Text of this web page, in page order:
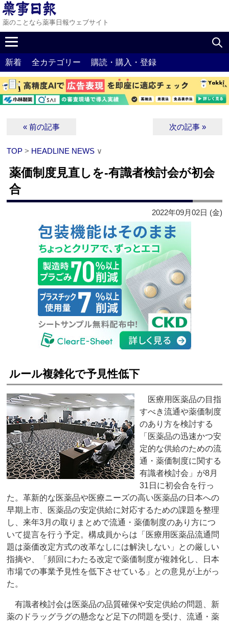
薬のことなら薬事日報ウェブサイト
新着 全カテゴリー 購読・購入・登録
« 前の記事 次の記事 »
TOP > HEADLINE NEWS ∨
薬価制度見直しを‐有識者検討会が初会
合
2022年09月02日 (金)
ルール複雑化で予見性低下
医療用医薬品の目指
すべき流通や薬価制度
のあり方を検討する
「医薬品の迅速かつ安
定的な供給のための流
通・薬価制度に関する
有識者検討会」が8月
31日に初会合を行っ
た。革新的な医薬品や医療ニーズの高い医薬品の日本への
早期上市、医薬品の安定供給に対応するための課題を整理
し、来年3月の取りまとめで流通・薬価制度のあり方につ
いて提言を行う予定。構成員からは「医療用医薬品流通問
題は薬価改定方式の改革なしには解決しない」との厳しい
指摘や、「頻回にわたる改定で薬価制度が複雑化し、日本
市場での事業予見性を低下させている」との意見が上がっ
た。
有識者検討会は医薬品の品質確保や安定供給の問題、新
薬のドラッグラグの懸念など足下の問題を受け、流通・薬